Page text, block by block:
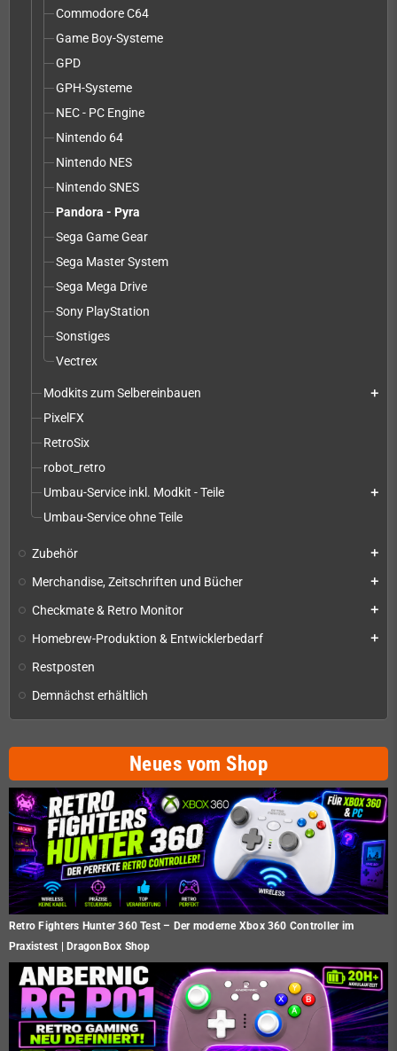
Commodore C64
Game Boy-Systeme
GPD
GPH-Systeme
NEC - PC Engine
Nintendo 64
Nintendo NES
Nintendo SNES
Pandora - Pyra
Sega Game Gear
Sega Master System
Sega Mega Drive
Sony PlayStation
Sonstiges
Vectrex
Modkits zum Selbereinbauen add
PixelFX
RetroSix
robot_retro
Umbau-Service inkl. Modkit - Teile
add
Umbau-Service ohne Teile
Zubehör add
Merchandise, Zeitschriften und Bücher add
Checkmate & Retro Monitor add
Homebrew-Produktion & Entwicklerbedarf add
Restposten
Demnächst erhältlich
Neues vom Shop
Retro Fighters Hunter 360 Test – Der moderne Xbox 360 Controller im
Praxistest | DragonBox Shop